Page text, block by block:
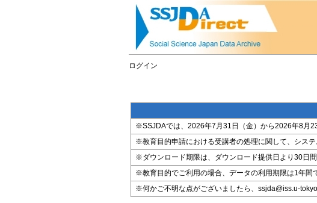
ログイン
※SSJDAでは、2026年7月31日（金）から2026年8月
※教育目的申請における受講者の処理に関して、シス
※ダウンロード期限は、ダウンロード提供日より30日
※教育目的でご利用の場合、データの利用期限は1年間
※何かご不明な点がございましたら、ssjda@iss.u-